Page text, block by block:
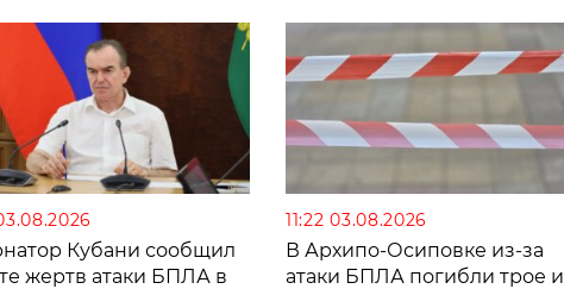
Кубани сообщил
жертв атаки БПЛА в
11:22 03.08.2026
В Архипо-Осиповке из-за
атаки БПЛА погибли трое и